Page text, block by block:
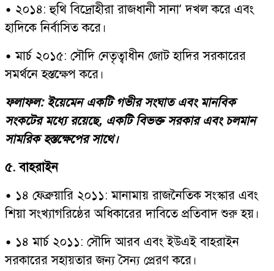
• ২০১৪: হুথি বিদ্রোহীরা রাজধানী সানা’ দখল করে এবং
হাদিকে নির্বাসিত করে।
• মার্চ ২০১৫: সৌদি নেতৃত্বাধীন জোট হাদির সরকারের
সমর্থনে হস্তক্ষেপ করে।
ফলাফল: ইয়েমেন একটি গভীর সংঘাত এবং মানবিক
সংকটের মধ্যে রয়েছে, একটি বিভক্ত সরকার এবং চলমান
সামরিক হস্তক্ষেপের সাথে।
৫. বাহরাইন
• ১৪ ফেব্রুয়ারি ২০১১: মানামায় রাজনৈতিক সংস্কার এবং
শিয়া সংখ্যাগরিষ্ঠের অধিকারের দাবিতে প্রতিবাদ শুরু হয়।
• ১৪ মার্চ ২০১১: সৌদি আরব এবং ইউএই বাহরাইন
সরকারের সহায়তার জন্য সৈন্য প্রেরণ করে।